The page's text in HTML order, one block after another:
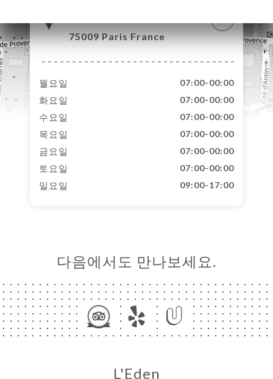
75009 Paris France
월요일 07:00-00:00
화요일 07:00-00:00
수요일 07:00-00:00
목요일 07:00-00:00
금요일 07:00-00:00
토요일 07:00-00:00
일요일 09:00-17:00
다음에서도 만나보세요.
L'Eden